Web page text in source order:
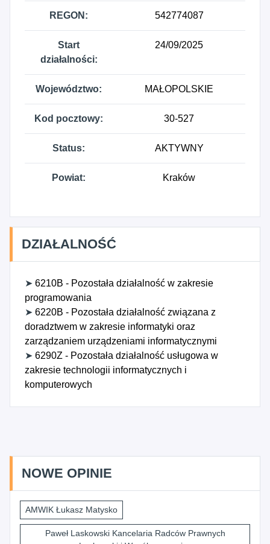
REGON: 542774087
Start
działalności:
24/09/2025
Województwo: MAŁOPOLSKIE
Kod pocztowy: 30-527
Status: AKTYWNY
Powiat: Kraków
DZIAŁALNOŚĆ
➤ 6210B - Pozostała działalność w zakresie
programowania
➤ 6220B - Pozostała działalność związana z
doradztwem w zakresie informatyki oraz
zarządzaniem urządzeniami informatycznymi
➤ 6290Z - Pozostała działalność usługowa w
zakresie technologii informatycznych i
komputerowych
NOWE OPINIE
AMWIK Łukasz Matysko
Paweł Laskowski Kancelaria Radców Prawnych